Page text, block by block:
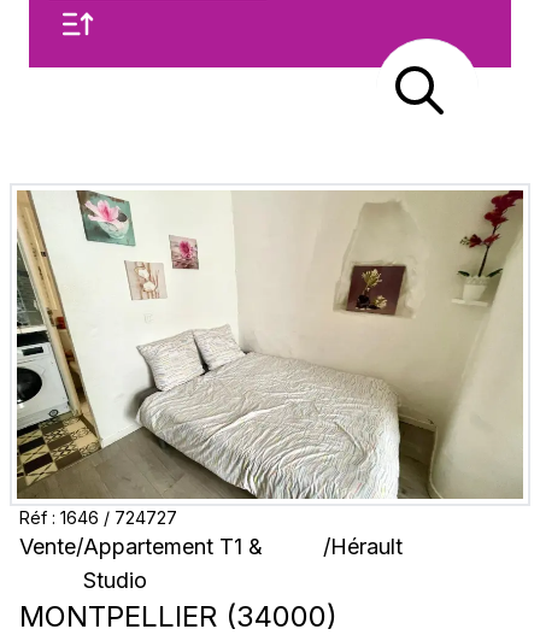
Réf : 1646 / 724727
Vente/Appartement T1 &
Studio
/Hérault
MONTPELLIER (34000)